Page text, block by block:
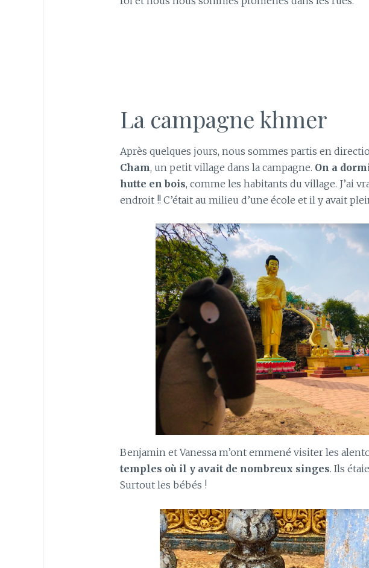
La campagne khmer
Après quelques jours, nous sommes partis en
Cham, un petit village dans la campagne. On a
hutte en bois, comme les habitants du village. J’ai
endroit !! C’était au milieu d’une école et il y avait
Benjamin et Vanessa m’ont emmené visiter les
temples où il y avait de nombreux singes. Ils
Surtout les bébés !